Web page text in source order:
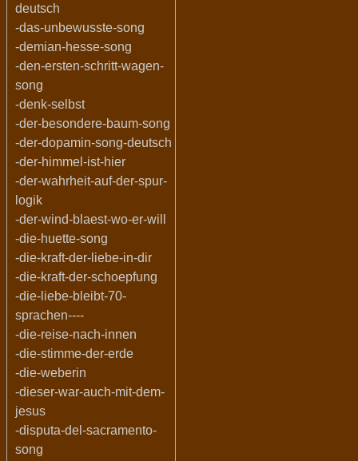
deutsch
-das-unbewusste-song
-demian-hesse-song
-den-ersten-schritt-wagen-
song
-denk-selbst
-der-besondere-baum-song
-der-dopamin-song-deutsch
-der-himmel-ist-hier
-der-wahrheit-auf-der-spur-
logik
-der-wind-blaest-wo-er-will
-die-huette-song
-die-kraft-der-liebe-in-dir
-die-kraft-der-schoepfung
-die-liebe-bleibt-70-
sprachen----
-die-reise-nach-innen
-die-stimme-der-erde
-die-weberin
-dieser-war-auch-mit-dem-
jesus
-disputa-del-sacramento-
song